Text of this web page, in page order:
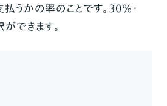
うかの率のことです。30%・
できます。